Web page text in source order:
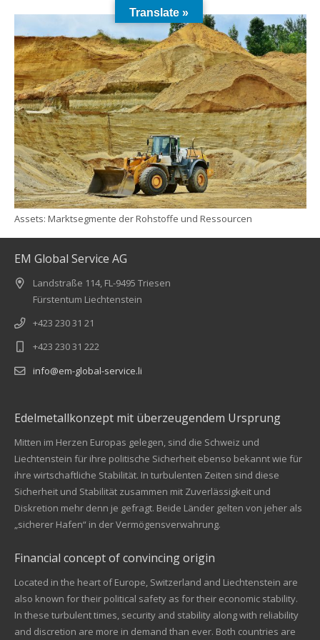
Assets: Marktsegmente der Rohstoffe und Ressourcen
EM Global Service AG
Landstraße 114, FL-9495 Triesen
Fürstentum Liechtenstein
+423 230 31 21
+423 230 31 222
info@em-global-service.li
Edelmetallkonzept mit überzeugendem Ursprung
Mitten im Herzen Europas gelegen, sind die Schweiz und
Liechtenstein für ihre politische Sicherheit ebenso bekannt wie für
ihre wirtschaftliche Stabilität. In turbulenten Zeiten sind diese
Sicherheit und Stabilität zusammen mit Zuverlässigkeit und
Diskretion mehr denn je gefragt. Beide Länder gelten von jeher als
„sicherer Hafen“ in der Vermögensverwahrung.
Financial concept of convincing origin
Located in the heart of Europe, Switzerland and Liechtenstein are
also known for their political safety as for their economic stability.
In these turbulent times, security and stability along with reliability
and discretion are more in demand than ever. Both countries are
Translate »
Kundenbewertungen und Erfahrungen zu
EM Global Service AG